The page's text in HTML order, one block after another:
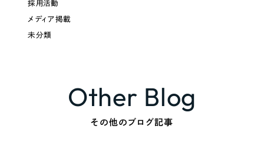
採用活動
メディア掲載
未分類
Other Blog
その他のブログ記事